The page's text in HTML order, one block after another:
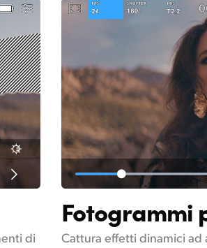
di
Fotogrammi
Cattura effetti dinamici ad